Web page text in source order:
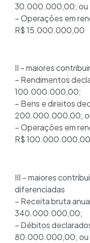
30.000.000,00; ou
– Operações em
R$ 15.000.000,00
II – maiores
– Rendimentos
100.000.000,00;
– Bens e direitos
200.000.000,00;
– Operações em
R$ 100.000.000,00
III – maiores
diferenciadas
– Receita bruta
340.000.000,00;
– Débitos
80.000.000,00; ou